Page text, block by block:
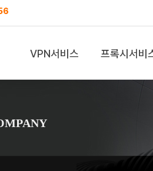
VPN서비스 프록시서비